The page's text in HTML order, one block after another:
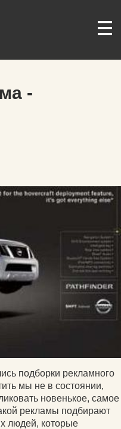
-
подборки рекламного
мы не в состоянии,
новенькое, самое
рекламы подбирают
людей, которые